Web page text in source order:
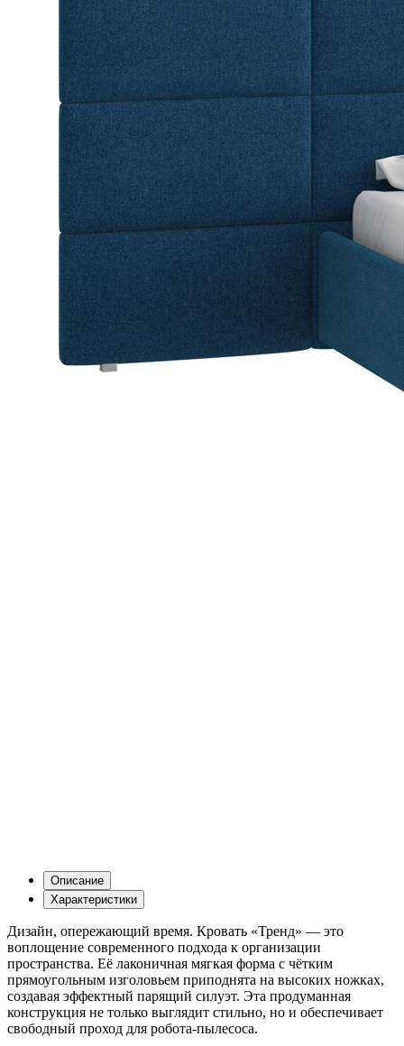
Описание
Характеристики
Дизайн, опережающий время. Кровать «Тренд» — это
воплощение современного подхода к организации
пространства. Её лаконичная мягкая форма с чётким
прямоугольным изголовьем приподнята на высоких ножках,
создавая эффектный парящий силуэт. Эта продуманная
конструкция не только выглядит стильно, но и обеспечивает
свободный проход для робота-пылесоса.